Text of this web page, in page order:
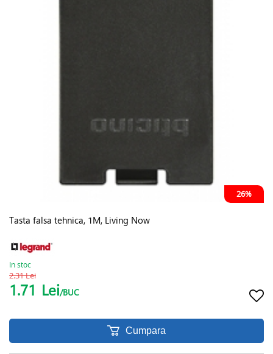
26%
Tasta falsa tehnica, 1M, Living Now
In stoc
2.31 Lei
1.71 Lei/BUC
Cumpara